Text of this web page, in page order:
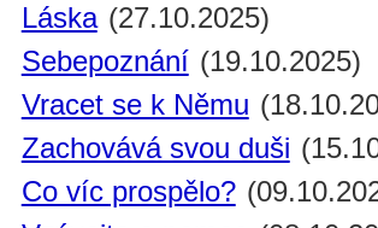
Láska (27.10.2025)
Sebepoznání (19.10.2025)
Vracet se k Němu
Zachovává svou duši
Co víc prospělo?